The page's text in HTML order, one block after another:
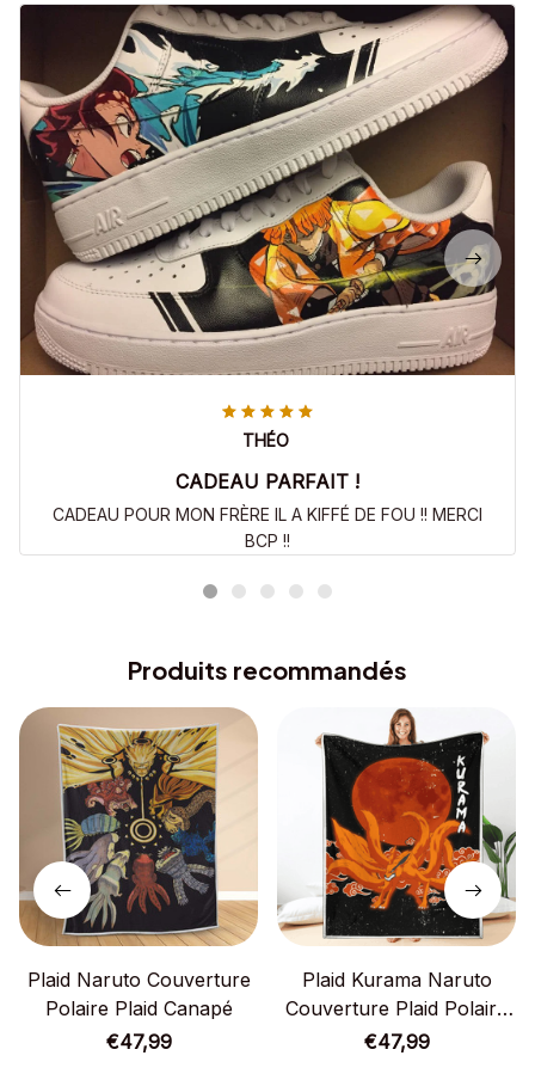
THÉO
CADEAU PARFAIT !
CADEAU POUR MON FRÈRE IL A KIFFÉ DE FOU !! MERCI
BCP !!
Produits recommandés
Plaid Naruto Couverture
Polaire Plaid Canapé
€47,99
Plaid Kurama Naruto
Couverture Plaid Polaire
Plaid Canapé
€47,99